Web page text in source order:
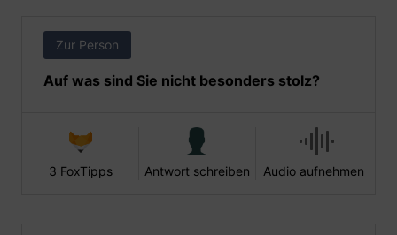
Zur Person
Auf was sind Sie nicht besonders stolz?
3 FoxTipps Antwort schreiben Audio aufnehmen